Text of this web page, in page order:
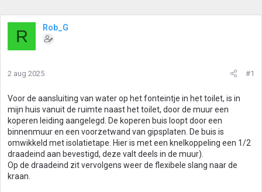
R Rob_G
2 aug 2025 #1
Voor de aansluiting van water op het fonteintje in het toilet, is in
mijn huis vanuit de ruimte naast het toilet, door de muur een
koperen leiding aangelegd. De koperen buis loopt door een
binnenmuur en een voorzetwand van gipsplaten. De buis is
omwikkeld met isolatietape. Hier is met een knelkoppeling een 1/2
draadeind aan bevestigd, deze valt deels in de muur).
Op de draadeind zit vervolgens weer de flexibele slang naar de
kraan.